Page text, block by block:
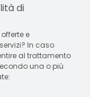
di
e
In caso
al trattamento
una o più